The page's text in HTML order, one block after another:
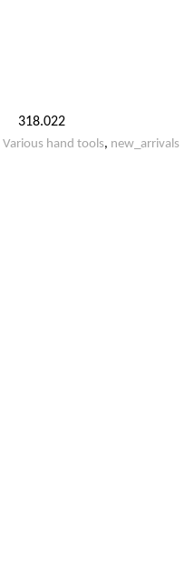
318.022
Various hand tools, new_arrivals